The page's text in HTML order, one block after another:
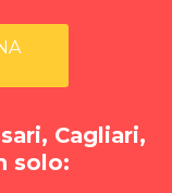
Cagliari,
solo: